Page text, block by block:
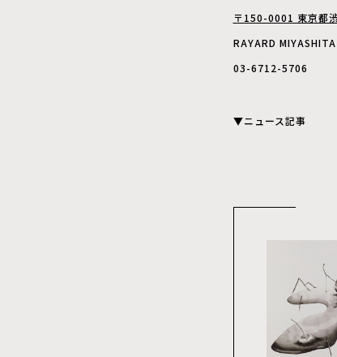
〒150-0001 東京都
RAYARD
03-6712-5706
▼ニュース記事